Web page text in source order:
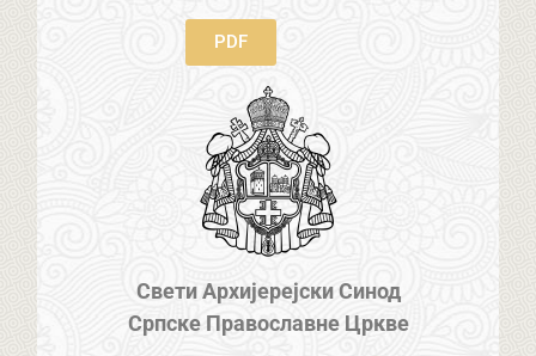
PDF
Свети Архијерејски Синод
Српске Православне Цркве